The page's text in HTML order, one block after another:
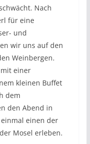
Nach
für eine
und
wir uns auf den
Weinbergen.
mit einer
kleinen Buffet
dem
den Abend in
einen der
Mosel erleben.